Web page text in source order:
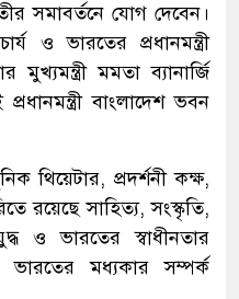
সমাবর্তনে যোগ দেবেন।
ও ভারতের প্রধানমন্ত্রী
মুখ্যমন্ত্রী মমতা ব্যানার্জি
বাংলাদেশ ভবন
থিয়েটার, প্রদর্শনী কক্ষ,
রয়েছে সাহিত্য, সংস্কৃতি,
ও ভারতের স্বাধীনতার
মধ্যকার সম্পর্ক